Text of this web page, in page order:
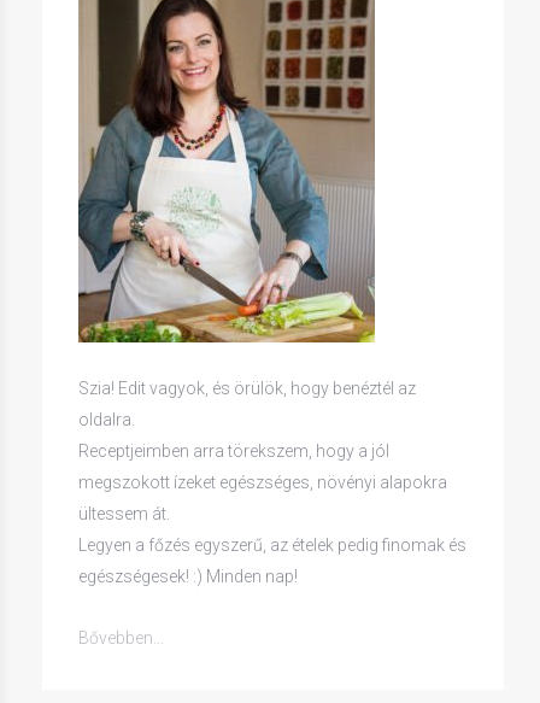
Szia! Edit vagyok, és örülök, hogy benéztél az
oldalra.
Receptjeimben arra törekszem, hogy a jól
megszokott ízeket egészséges, növényi alapokra
ültessem át.
Legyen a főzés egyszerű, az ételek pedig finomak és
egészségesek! :) Minden nap!
Bővebben...